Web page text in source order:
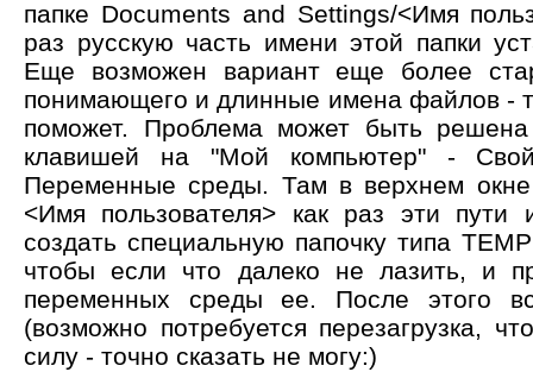
папке Documents and Settings/<Имя
раз русскую часть имени этой папки
Еще возможен вариант еще более
понимающего и длинные имена файлов -
поможет. Проблема может быть
клавишей на "Мой компьютер" -
Переменные среды. Там в верхнем
<Имя пользователя> как раз эти
создать специальную папочку типа
чтобы если что далеко не лазить, и
переменных среды ее. После этого
(возможно потребуется перезагрузка,
силу - точно сказать не могу:)